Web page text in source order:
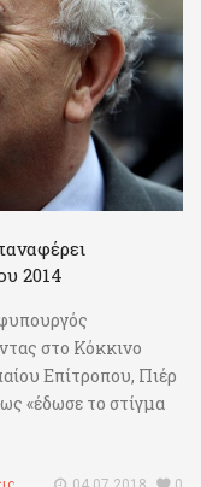
2014
στο Κόκκινο
Επίτροπου, Πιέρ
«έδωσε το στίγμα